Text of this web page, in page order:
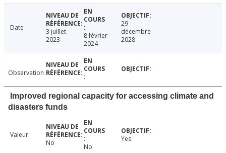
Date
3 juillet
2023
8 février
2024
29
décembre
2028
Observation
Improved regional capacity for accessing climate and
disasters funds
Valeur
No
No
Yes